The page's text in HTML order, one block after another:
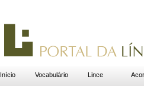
Início Vocabulário Lince